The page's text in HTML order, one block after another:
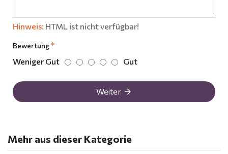
Hinweis: HTML ist nicht verfügbar!
Bewertung
Weniger Gut Gut
Weiter
Mehr aus dieser Kategorie